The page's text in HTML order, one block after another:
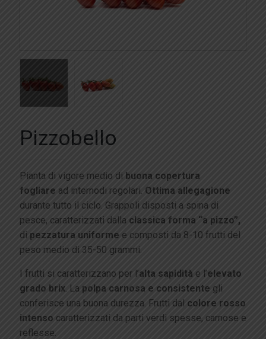
Pizzobello
Pianta di vigore medio di buona copertura
fogliare ad internodi regolari. Ottima allegagione
durante tutto il ciclo. Grappoli disposti a spina di
pesce, caratterizzati dalla classica forma “a pizzo”,
di pezzatura uniforme e composti da 8-10 frutti del
peso medio di 35-50 grammi.
I frutti si caratterizzano per l’alta sapidità e l’elevato
grado brix . La polpa carnosa e consistente gli
conferisce una buona durezza. Frutti dal colore rosso
intenso caratterizzati da parti verdi spesse, carnose e
reflesse.